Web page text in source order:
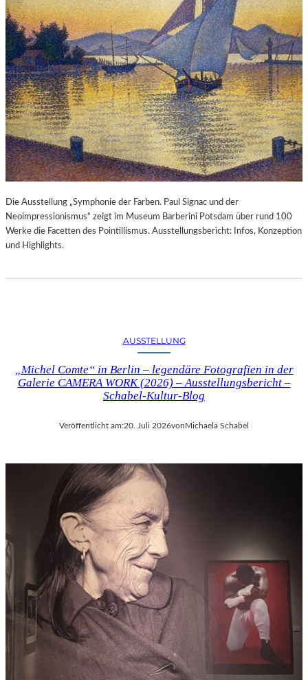
Die Ausstellung „Symphonie der Farben. Paul Signac und der
Neoimpressionismus“ zeigt im Museum Barberini Potsdam über rund 100
Werke die Facetten des Pointillismus. Ausstellungsbericht: Infos, Konzeption
und Highlights.
AUSSTELLUNG
„Michel Comte“ in Berlin – legendäre Fotografien in der
Galerie CAMERA WORK (2026) – Ausstellungsbericht –
Schabel-Kultur-Blog
Veröffentlicht am:20. Juli 2026von Michaela Schabel